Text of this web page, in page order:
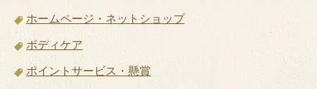
ホームページ・ネットショップ
ボディケア
ポイントサービス・懸賞